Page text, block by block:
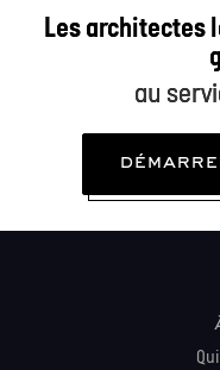
Les architectes
au